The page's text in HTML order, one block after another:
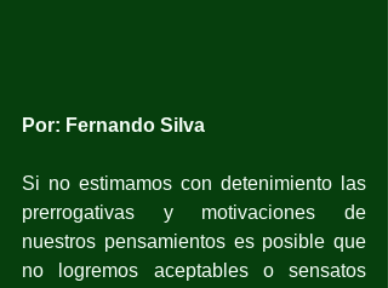
Por: Fernando Silva
Si no estimamos con detenimiento las
prerrogativas y motivaciones de
nuestros pensamientos es posible que
no logremos aceptables o sensatos